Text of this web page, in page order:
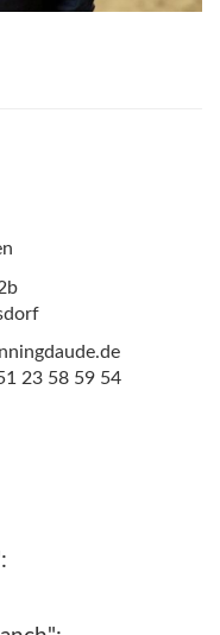
23 58 59 54